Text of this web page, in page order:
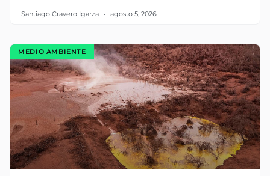
Santiago Cravero Igarza agosto 5, 2026
MEDIO AMBIENTE